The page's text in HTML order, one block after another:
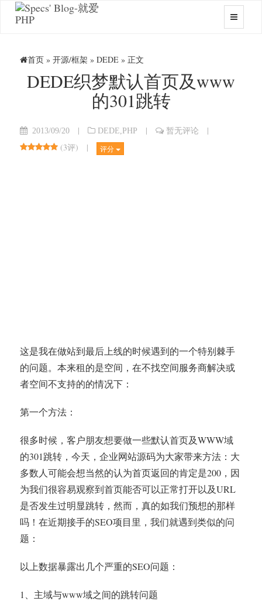
首页 » 开源/框架 » DEDE » 正文
DEDE织梦默认首页及www
的301跳转
2013/09/20 | DEDE PHP | 暂无评论
|
(3评) | 评分
这是我在做站到最后上线的时候遇到的一个特别棘手
的问题。本来租的是空间，在不找空间服务商解决或
者空间不支持的的情况下：
第一个方法：
很多时候，客户朋友想要做一些默认首页及WWW域
的301跳转，今天，企业网站源码为大家带来方法：大
多数人可能会想当然的认为首页返回的肯定是200，因
为我们很容易观察到首页能否可以正常打开以及URL
是否发生过明显跳转，然而，真的如我们预想的那样
吗！在近期接手的SEO项目里，我们就遇到类似的问
题：
以上数据暴露出几个严重的SEO问题：
1、主域与www域之间的跳转问题